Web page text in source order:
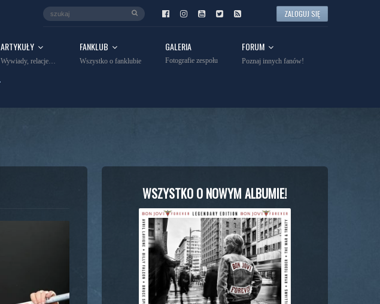
ZALOGUJ SIĘ
ARTYKUŁY
Wywiady, relacje…
FANKLUB
Wszystko o fanklubie
GALERIA
Fotografie zespołu
FORUM
Poznaj innych fanów!
WSZYSTKO O NOWYM ALBUMIE!